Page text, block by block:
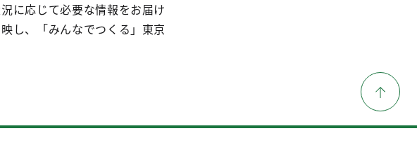
に応じて必要な情報をお届け
し、「みんなでつくる」東京